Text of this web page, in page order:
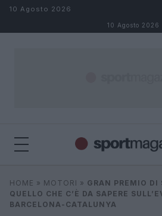
Salta al contenuto
10 Agosto 2026
10 Agosto 2026
Cerca
HOME » MOTORI » GRAN PREMIO
QUELLO CHE C’È DA SAPERE
BARCELONA-CATALUNYA